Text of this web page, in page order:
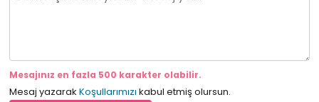
Mesajınız en fazla 500 karakter olabilir.
Mesaj yazarak Koşullarımızı kabul etmiş olursun.